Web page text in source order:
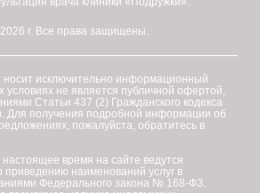
г. Все права защищены.
исключительно информационный
условиях не является публичной офертой,
Статьи 437 (2) Гражданского кодекса
Для получения подробной информации об
пожалуйста, обратитесь в
время на сайте ведутся
приведению наименований услуг в
Федерального закона № 168-ФЗ.